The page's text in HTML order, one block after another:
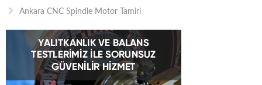
Ankara CNC Spindle Motor Tamiri